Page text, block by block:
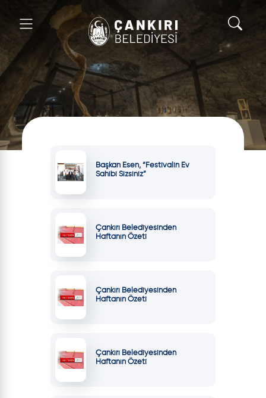
Başkan Esen, “Festivalin Ev
Sahibi Sizsiniz”
Çankırı Belediyesinden
Haftanın Özeti
Çankırı Belediyesinden
Haftanın Özeti
Çankırı Belediyesinden
Haftanın Özeti